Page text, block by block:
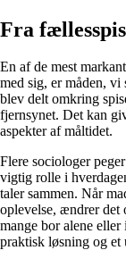
Fra
En af de mest
med sig, er måden, vi
blev delt omkring
fjernsynet. Det kan
aspekter af måltidet.
Flere sociologer
vigtig rolle i
taler sammen. Når
oplevelse, ændrer det
mange bor alene
praktisk løsning og